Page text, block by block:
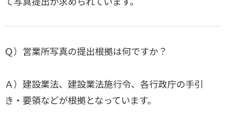
Ｑ）営業所写真の提出根拠は何ですか？
Ａ）建設業法、建設業法施行令、各行政庁の手引
き・要領などが根拠となっています。